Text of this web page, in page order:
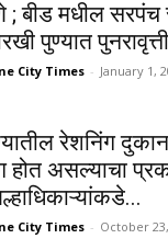
; बीड मधील सरपंच
पुण्यात
City Times - January 1,
रेशनिंग
होत असल्याचा
City Times - October